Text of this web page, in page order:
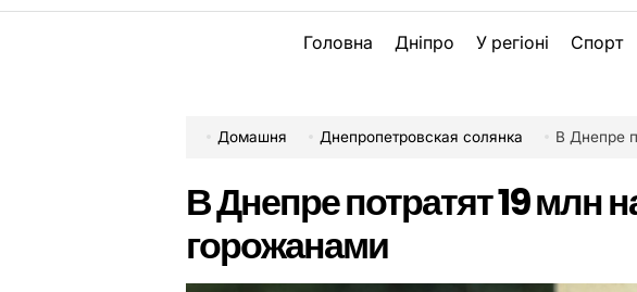
Головна Дніпро У регіоні Спорт
Домашня Днепропетровская солянка В Днепре
В Днепре потратят 19 млн
горожанами